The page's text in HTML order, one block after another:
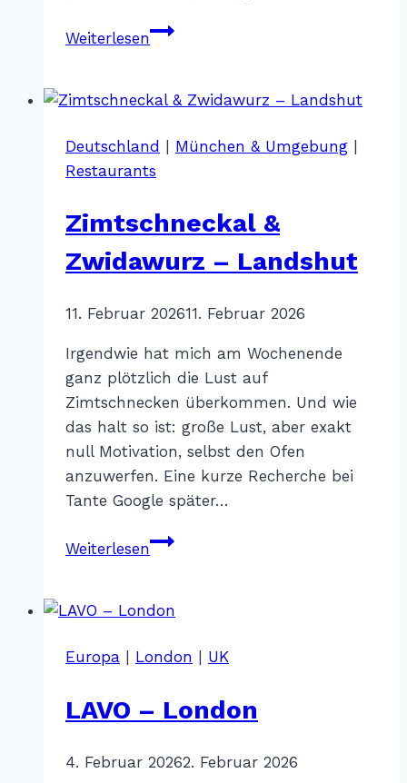
WeiterlesenCafé
Winkelgasse
München
Deutschland München & Umgebung
Restaurants
Zimtschneckal &
Zwidawurz – Landshut
VonKatharina
11. Februar 202611. Februar 2026
Irgendwie hat mich am Wochenende
ganz plötzlich die Lust auf
Zimtschnecken überkommen. Und wie
das halt so ist: große Lust, aber exakt
null Motivation, selbst den Ofen
anzuwerfen. Eine kurze Recherche bei
Tante Google später…
WeiterlesenZimtschneckal
–
Europa
London UK
LAVO – London
VonKatharina
4. Februar 20262. Februar 2026